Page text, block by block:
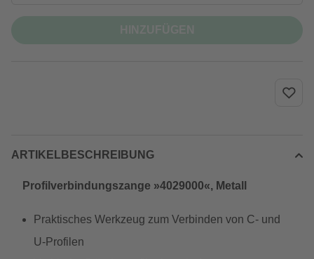
ARTIKELBESCHREIBUNG
Profilverbindungszange »4029000«, Metall
Praktisches Werkzeug zum Verbinden von C- und
U-Profilen